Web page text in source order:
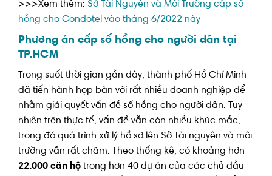
>>>Xem thêm: Sở Tài Nguyên và Môi Trường cấp sổ
hồng cho Condotel vào tháng 6/2022 này
Phương án cấp số hồng cho người dân tại
TP.HCM
Trong suốt thời gian gần đây, thành phố Hồ Chí Minh
đã tiến hành họp bàn với rất nhiều doanh nghiệp để
nhằm giải quyết vấn đề sổ hồng cho người dân. Tuy
nhiên trên thực tế, vấn đề vẫn còn nhiều khúc mắc,
trong đó quá trình xử lý hồ sơ lên Sở Tài nguyên và môi
trường vẫn rất chậm. Theo thống kê, có khoảng hơn
22.000 căn hộ trong hơn 40 dự án của các chủ đầu